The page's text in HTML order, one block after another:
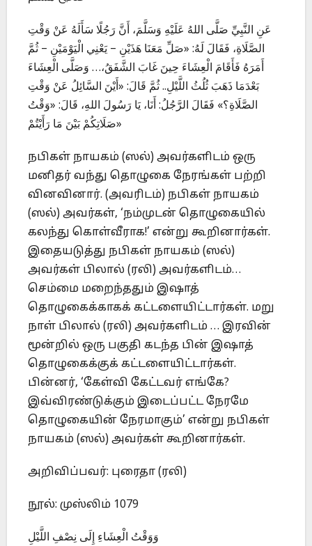
عَنِ النَّبِيِّ صَلَّى اللهُ عَلَيْهِ وَسَلَّمَ، أَنَّ رَجُلًا سَأَلَهُ عَنْ وَقْتِ
الصَّلَاةِ، فَقَالَ لَهُ: «صَلِّ مَعَنَا هَذَيْنِ – يَعْنِي الْيَوْمَيْنِ – ثُمَّ
أَمَرَهُ فَأَقَامَ الْعِشَاءَ حِينَ غَابَ الشَّفَقُ،… وَصَلَّى الْعِشَاءَ
بَعْدَمَا ذَهَبَ ثُلُثُ اللَّيْلِ.. ثُمَّ قَالَ: «أَيْنَ السَّائِلُ عَنْ وَقْتِ
الصَّلَاةِ؟» فَقَالَ الرَّجُلُ: أَنَا، يَا رَسُولَ اللهِ، قَالَ: «وَقْتُ
صَلَاتِكُمْ بَيْنَ مَا رَأَيْتُمْ»
நபிகள் நாயகம் (ஸல்) அவர்களிடம் ஒரு
மனிதர் வந்து தொழுகை நேரங்கள் பற்றி
வினவினார். (அவரிடம்) நபிகள் நாயகம்
(ஸல்) அவர்கள், ‘நம்முடன் தொழுகையில்
கலந்து கொள்வீராக!’ என்று கூறினார்கள்.
இதையடுத்து நபிகள் நாயகம் (ஸல்)
அவர்கள் பிலால் (ரலி) அவர்களிடம்…
செம்மை மறைந்ததும் இஷாத்
தொழுகைக்காகக் கட்டளையிட்டார்கள். மறு
நாள் பிலால் (ரலி) அவர்களிடம் … இரவின்
மூன்றில் ஒரு பகுதி கடந்த பின் இஷாத்
தொழுகைக்குக் கட்டளையிட்டார்கள்.
பின்னர், ‘கேள்வி கேட்டவர் எங்கே?
இவ்விரண்டுக்கும் இடைப்பட்ட நேரமே
தொழுகையின் நேரமாகும்’ என்று நபிகள்
நாயகம் (ஸல்) அவர்கள் கூறினார்கள்.
அறிவிப்பவர்: புரைதா (ரலி)
நூல்: முஸ்லிம் 1079
وَوَقْتُ الْعِشَاءِ إِلَى نِصْفِ اللَّيْلِ